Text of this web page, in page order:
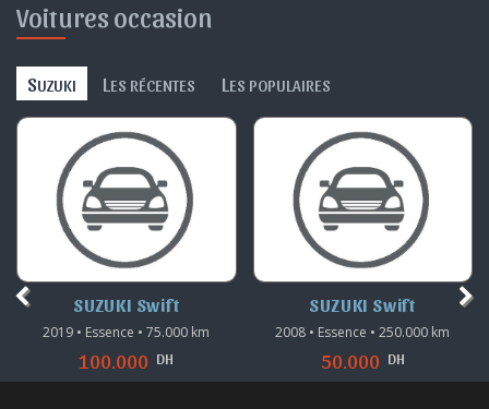
Voitures occasion
SUZUKI L ES RÉCENTES L ES POPULAIRES
SUZUKI Swift
2019 • Essence • 75.000 km
100.000 DH
SUZUKI Swift
2008 • Essence • 250.000 km
50.000 DH